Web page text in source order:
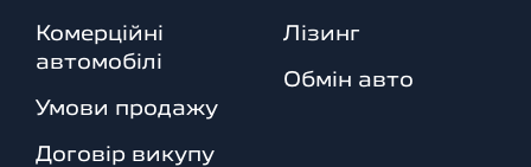
Комерційні
автомобілі
Умови продажу
Договір викупу
Лізинг
Обмін авто